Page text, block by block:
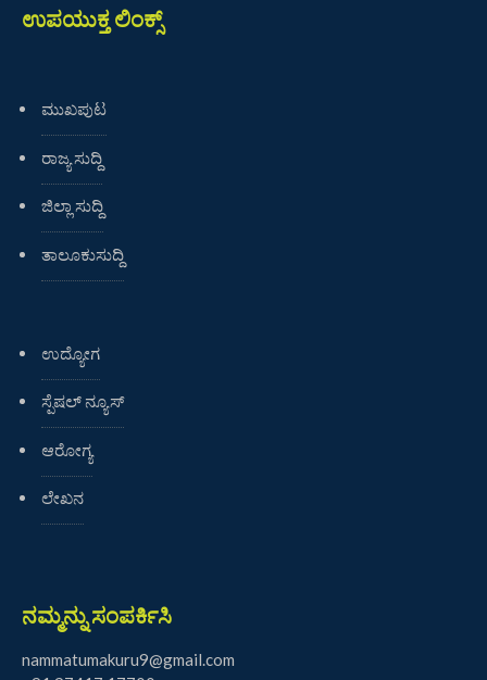
ಉಪಯುಕ್ತ ಲಿಂಕ್ಸ್
ಮುಖಪುಟ
ರಾಜ್ಯ ಸುದ್ದಿ
ಜಿಲ್ಲಾ ಸುದ್ದಿ
ತಾಲೂಕುಸುದ್ದಿ
ಉದ್ಯೋಗ
ಸ್ಪೆಷಲ್ ನ್ಯೂಸ್
ಆರೋಗ್ಯ
ಲೇಖನ
ನಮ್ಮನ್ನು ಸಂಪರ್ಕಿಸಿ
nammatumakuru9@gmail.com